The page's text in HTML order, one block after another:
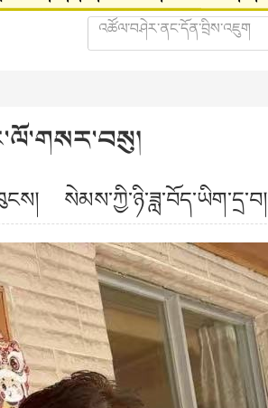
སེམས་ཀྱི་ཉི་ཟླ་བོད་ཡིག་དྲ་བ།